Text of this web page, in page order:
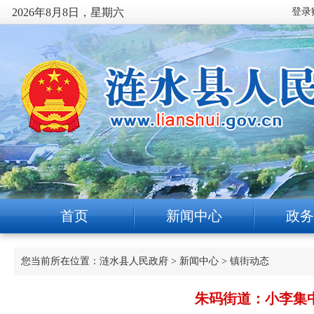
2026年8月8日，星期六
首页 新闻中心 政
您当前所在位置： 涟水县人民政府 > 新闻中心 > 镇街动态
朱码街道：小李集